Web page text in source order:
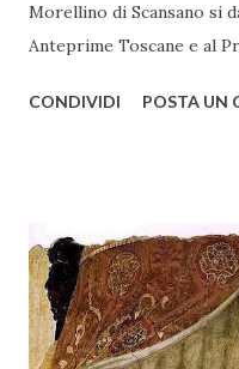
Morellino di Scansano si
Anteprime Toscane e al
presso l’Hotel Regina di
territorio maremmano:
Maremma Toscana, del
Scansano. Scopo
le eccellenze vitivinicole
CONDIVIDI POSTA UN